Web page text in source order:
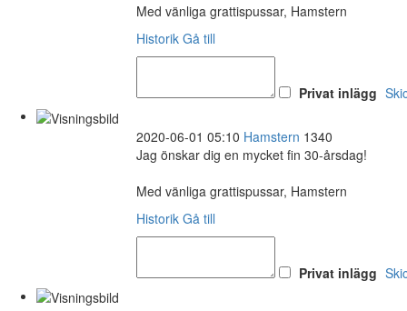
Med vänliga grattispussar, Hamstern
Historik Gå till
Privat inlägg
2020-06-01 05:10 Hamstern 1340
Jag önskar dig en mycket fin 30-årsdag!
Med vänliga grattispussar, Hamstern
Historik Gå till
Privat inlägg